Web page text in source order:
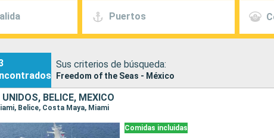
Puertos
Sus criterios de búsqueda:
Freedom of the Seas - México
BELICE, MÉXICO
Belice, Costa Maya, Miami
Comidas incluidas